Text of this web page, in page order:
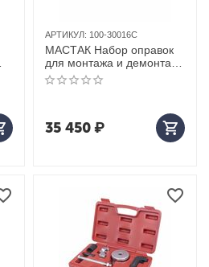
АРТИКУЛ: 100-30016C
МАСТАК Набор оправок
для монтажа и демонтажа
ступичных подшипников,
кейс, 16 предметов
35 450₽